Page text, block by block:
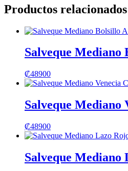
Productos relacionados
Salveque
₡48900
Salveque Mediano
₡48900
Salveque Mediano